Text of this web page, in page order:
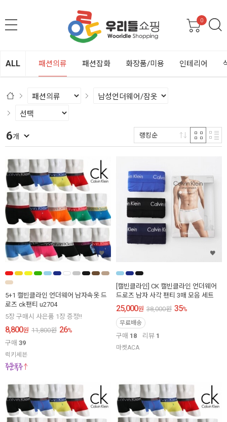
0
ALL 패션의류 패션잡화 화장품/미용 인테리어
6개 랭킹순
5+1 캘빈클라인 언더웨어 남자속옷 드
로즈 ck팬티 u2704
5장 구매시 사은품 1장 증정!!
8,800원 11,800원 26%
구매 39
럭키세븐
[캘빈클라인] CK 캘빈클라인 언더웨어
드로즈 남자 사각 팬티 3매 모음 세트
25,000원 38,000원 35%
무료배송
구매 18 리뷰 1
마켓ACA